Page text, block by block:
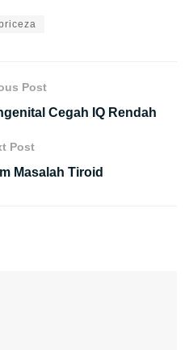
Post
Cegah IQ Rendah
Post
Masalah Tiroid